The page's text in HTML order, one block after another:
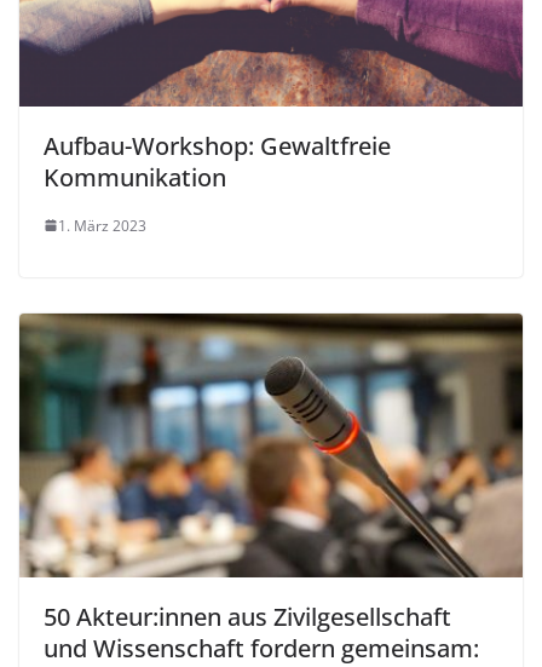
Aufbau-Workshop: Gewaltfreie
Kommunikation
1. März 2023
50 Akteur:innen aus Zivilgesellschaft
und Wissenschaft fordern gemeinsam: